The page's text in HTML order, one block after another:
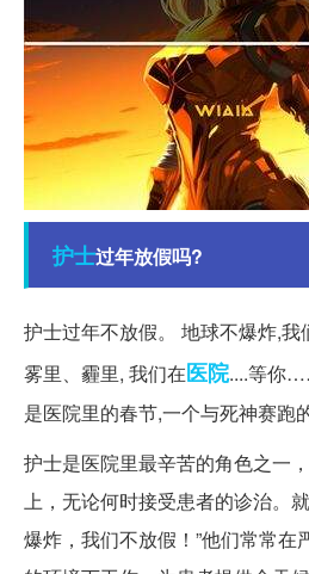
护士过年放假吗?
护士过年不放假。 地球不爆炸,我
雾里、霾里, 我们在医院....等你
是医院里的春节,一个与死神赛跑
护士是医院里最辛苦的角色之一
上，无论何时接受患者的诊治。
爆炸，我们不放假！”他们常常在